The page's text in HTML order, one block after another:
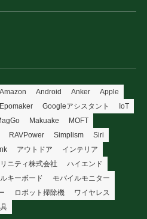
Amazon Android Anker
Apple
Epomaker Googleアシスタント
IoT
Makuake
MOFT
RAVPower Simplism
Siri
アウトドア
インテリア
リニティ株式会社
ハイエンド
キーボード
モバイルモニター
ロボット掃除機
ワイヤレス